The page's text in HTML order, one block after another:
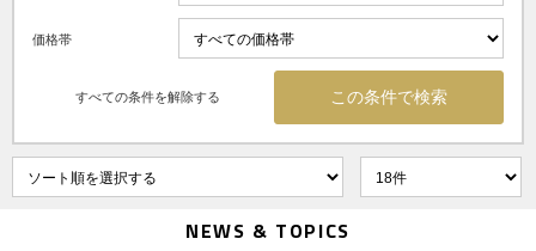
価格帯
すべての条件を解除する
NEWS & TOPICS